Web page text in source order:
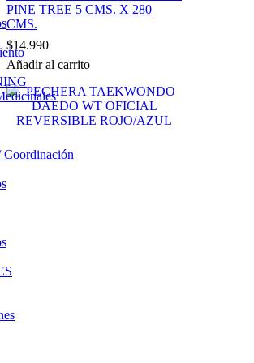
PINE TREE 5 CMS. X 280
CMS.
$14.990
Añadir al carrito